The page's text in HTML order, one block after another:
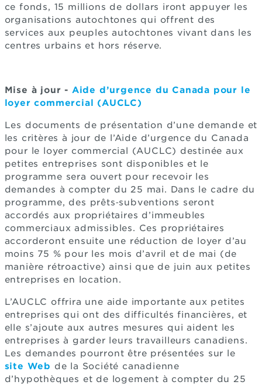
ce fonds, 15 millions de dollars iront appuyer les
organisations autochtones qui offrent des
services aux peuples autochtones vivant dans les
centres urbains et hors réserve.
Mise à jour - Aide d’urgence du Canada pour le
loyer commercial (AUCLC)
Les documents de présentation d’une demande et
les critères à jour de l’Aide d’urgence du Canada
pour le loyer commercial (AUCLC) destinée aux
petites entreprises sont disponibles et le
programme sera ouvert pour recevoir les
demandes à compter du 25 mai. Dans le cadre du
programme, des prêts‑subventions seront
accordés aux propriétaires d’immeubles
commerciaux admissibles. Ces propriétaires
accorderont ensuite une réduction de loyer d’au
moins 75 % pour les mois d’avril et de mai (de
manière rétroactive) ainsi que de juin aux petites
entreprises en location.
L’AUCLC offrira une aide importante aux petites
entreprises qui ont des difficultés financières, et
elle s’ajoute aux autres mesures qui aident les
entreprises à garder leurs travailleurs canadiens.
Les demandes pourront être présentées sur le
site Web de la Société canadienne
d’hypothèques et de logement à compter du 25